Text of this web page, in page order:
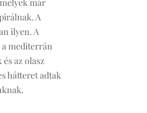
A
ilyen. A
mediterrán
az olasz
hátteret adtak